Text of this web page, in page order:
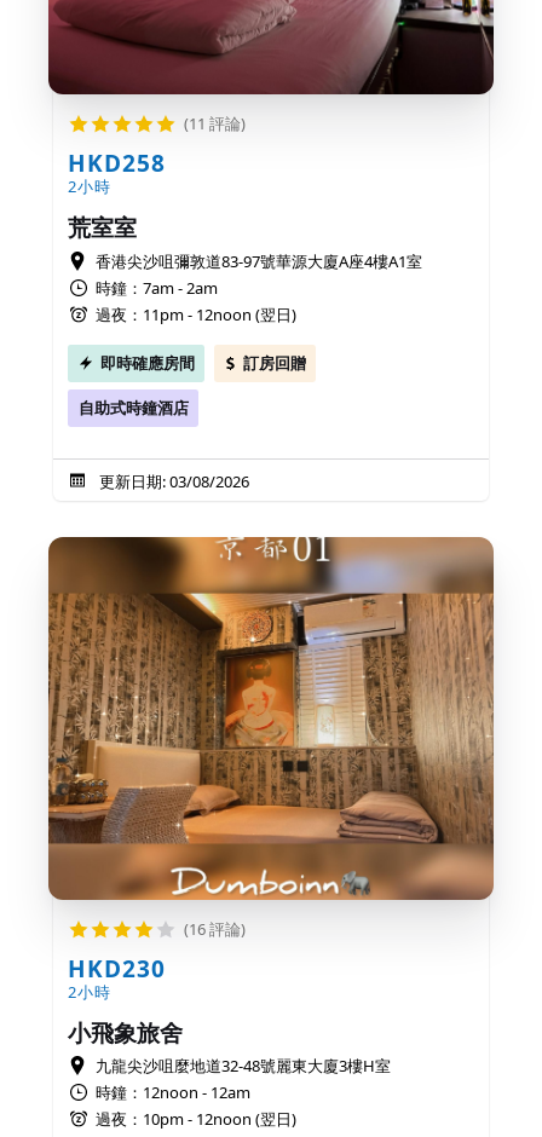
(11 評論)
HKD258
2小時
荒室室
香港尖沙咀彌敦道83-97號華源大廈A座4樓A1室
時鐘：7am - 2am
過夜：11pm - 12noon (翌日)
即時確應房間 訂房回贈
自助式時鐘酒店
更新日期: 03/08/2026
(16 評論)
HKD230
2小時
小飛象旅舍
九龍尖沙咀麼地道32-48號麗東大廈3樓H室
時鐘：12noon - 12am
過夜：10pm - 12noon (翌日)